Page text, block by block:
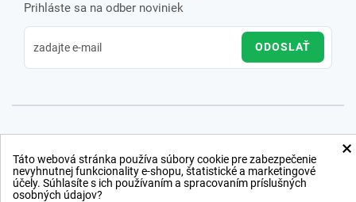
Prihláste sa na odber noviniek
ODOSLAŤ
×
Táto webová stránka používa súbory cookie pre zabezpečenie
nevyhnutnej funkcionality e-shopu, štatistické a marketingové
účely. Súhlasíte s ich používaním a spracovaním príslušných
osobných údajov?